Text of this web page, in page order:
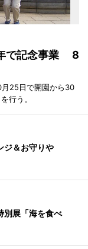
で記念事業 8
月25日で開園から30
行う。
ジ＆お守りや
別展「海を食べ